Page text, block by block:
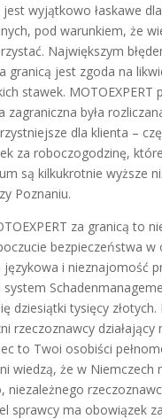
wyjątkowo łaskawe dla
pod warunkiem, że
Największym
granicą jest zgoda na
stawek. MOTOEXPERT
zagraniczna była
dla klienta –
za roboczogodzinę,
są kilkukrotnie wyższe
Poznaniu.
za granicą to
bezpieczeństwa w
językowa i nieznajomość
system
dziesiątki tysięcy złotych.
rzeczoznawcy działający
to Twoi osobiści
wiedzą, że w Niemczech
niezależnego
sprawcy ma obowiązek